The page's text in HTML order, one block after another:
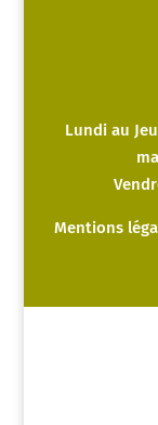
Lundi au
Mentions